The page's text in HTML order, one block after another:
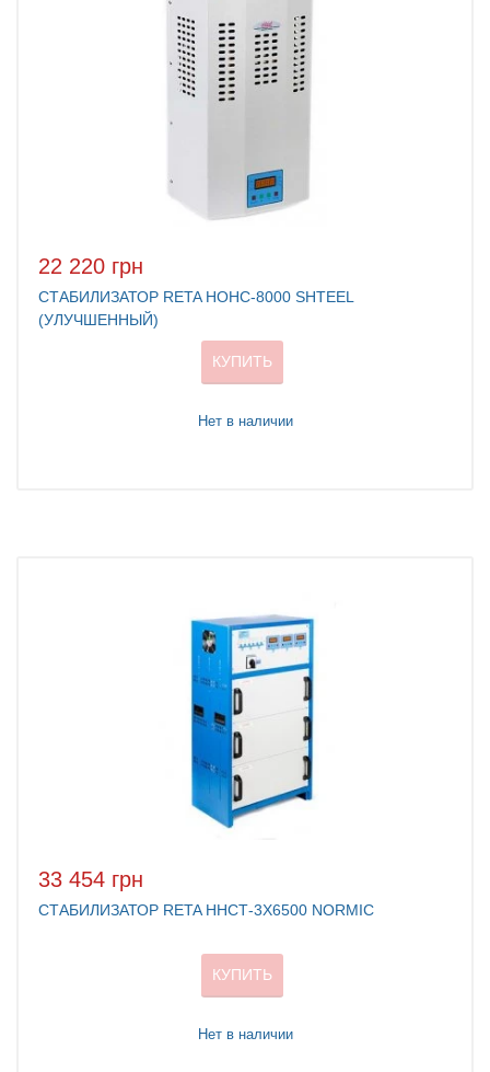
22 220 грн
СТАБИЛИЗАТОР RETA НОНС-8000 SHTEEL
(УЛУЧШЕННЫЙ)
КУПИТЬ
Нет в наличии
33 454 грн
СТАБИЛИЗАТОР RETA ННСТ-3X6500 NORMIC
КУПИТЬ
Нет в наличии